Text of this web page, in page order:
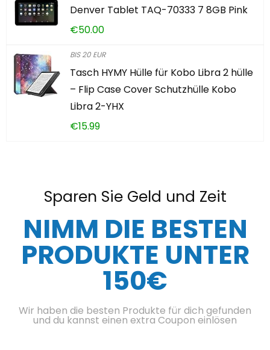
Denver Tablet TAQ-70333 7 8GB Pink
€50.00
BIS 20 EUR
Tasch HYMY Hülle für Kobo Libra 2 hülle
– Flip Case Cover Schutzhülle Kobo
Libra 2-YHX
€15.99
Sparen Sie Geld und Zeit
NIMM DIE BESTEN
PRODUKTE UNTER
150€
Wir haben die besten Produkte für dich gefunden
und du kannst einen extra Coupon einlösen